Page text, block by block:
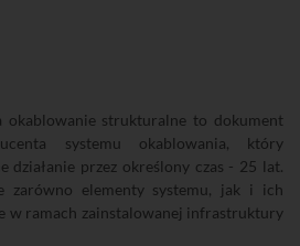
okablowanie strukturalne to dokument
systemu okablowania, który
działanie przez określony czas - 25 lat.
zarówno elementy systemu, jak i ich
w ramach zainstalowanej infrastruktury